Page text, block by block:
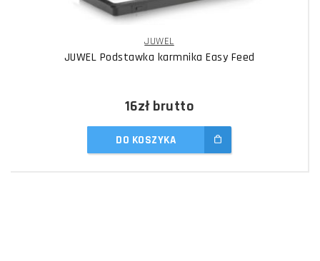
JUWEL
JUWEL Podstawka karmnika Easy Feed
16złbrutto
DO KOSZYKA